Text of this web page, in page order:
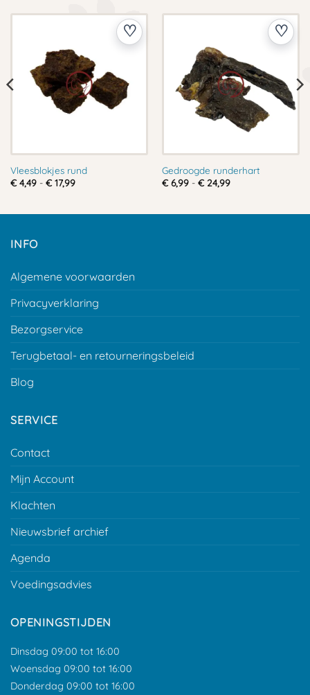
Vleesblokjes rund
€4,49 - €17,99Prijsklasse:
Gedroogde runderhart
€6,99 - €24,99Prijsklasse:
INFO
Algemene voorwaarden
Privacyverklaring
Bezorgservice
Terugbetaal- en retourneringsbeleid
Blog
SERVICE
Contact
Mijn Account
Klachten
Nieuwsbrief archief
Agenda
Voedingsadvies
OPENINGSTIJDEN
Dinsdag 09:00 tot 16:00
Woensdag 09:00 tot 16:00
Donderdag 09:00 tot 16:00